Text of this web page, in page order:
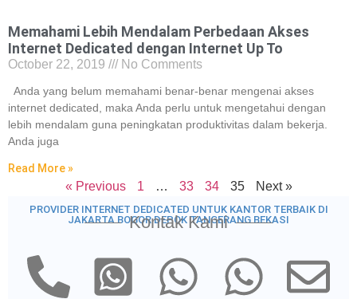
Memahami Lebih Mendalam Perbedaan Akses
Internet Dedicated dengan Internet Up To
October 22, 2019 No Comments
Anda yang belum memahami benar-benar mengenai akses
internet dedicated, maka Anda perlu untuk mengetahui dengan
lebih mendalam guna peningkatan produktivitas dalam bekerja.
Anda juga
Read More »
« Previous 1 … 33 34 35 Next »
PROVIDER INTERNET DEDICATED UNTUK KANTOR TERBAIK DI
JAKARTA BOGOR DEPOK TANGERANG BEKASI
Kontak Kami